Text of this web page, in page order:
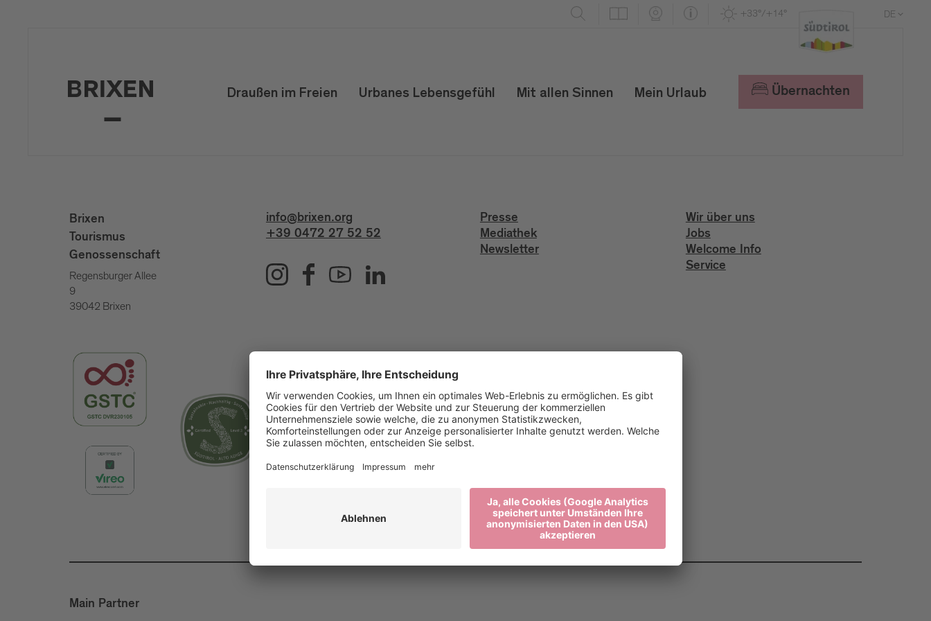
+33°/+14° DE
Draußen im Freien Urbanes Lebensgefühl Mit allen Sinnen Mein Urlaub Übernachten
Brixen
Tourismus
Genossenschaft
Regensburger Allee
9
39042 Brixen
info@brixen.org
+39 0472 27 52 52
Presse
Mediathek
Newsletter
Wir über uns
Jobs
Welcome Info
Service
Main Partner